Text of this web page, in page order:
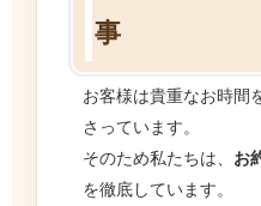
事
お客様は貴重なお時間
さっています。
そのため私たちは、 お
を徹底しています。